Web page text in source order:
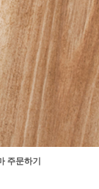
주문하기